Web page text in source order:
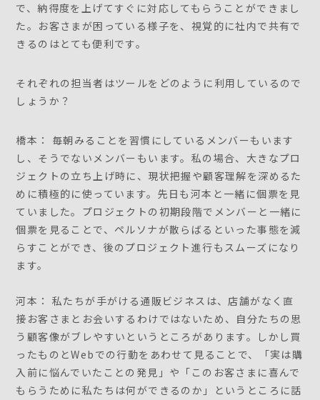
で、納得度を上げてすぐに対応してもらうことができまし
た。お客さまが困っている様子を、視覚的に社内で共有で
きるのはとても便利です。
それぞれの担当者はツールをどのように利用しているので
しょうか？
橋本： 毎朝みることを習慣にしているメンバーもいます
し、そうでないメンバーもいます。私の場合、大きなプロ
ジェクトの立ち上げ時に、現状把握や顧客理解を深めるた
めに積極的に使っています。先日も河本と一緒に個票を見
ていました。プロジェクトの初期段階でメンバーと一緒に
個票を見ることで、ペルソナが散らばるといった事態を減
らすことができ、後のプロジェクト進行もスムーズになり
ます。
河本： 私たちが手がける通販ビジネスは、店舗がなく直
接お客さまとお会いするわけではないため、自分たちの思
う顧客像がブレやすいというところがあります。しかし買
ったものとWebでの行動をあわせて見ることで、「実は購
入前に悩んでいたことの発見」や「このお客さまに喜んで
もらうために私たちは何ができるのか」というところに話